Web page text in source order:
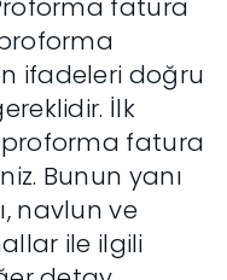
fatura
ifadeleri doğru
İlk
fatura
Bunun yanı
navlun ve
ile ilgili